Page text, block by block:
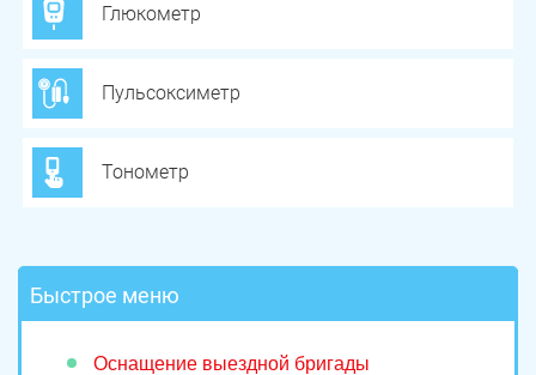
Глюкометр
Пульсоксиметр
Тонометр
Быстрое меню
Оснащение выездной бригады